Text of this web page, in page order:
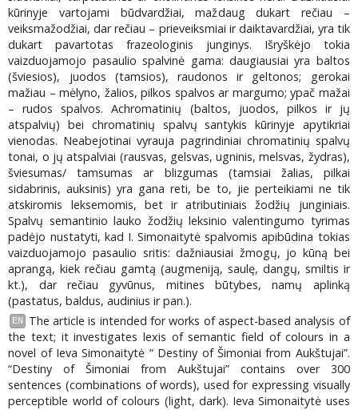
kūrinyje vartojami būdvardžiai, maždaug dukart rečiau –
veiksmažodžiai, dar rečiau – prieveiksmiai ir daiktavardžiai, yra tik
dukart pavartotas frazeologinis junginys. Išryškėjo tokia
vaizduojamojo pasaulio spalvinė gama: daugiausiai yra baltos
(šviesios), juodos (tamsios), raudonos ir geltonos; gerokai
mažiau – mėlyno, žalios, pilkos spalvos ar margumo; ypač mažai
– rudos spalvos. Achromatinių (baltos, juodos, pilkos ir jų
atspalvių) bei chromatinių spalvų santykis kūrinyje apytikriai
vienodas. Neabejotinai vyrauja pagrindiniai chromatinių spalvų
tonai, o jų atspalviai (rausvas, gelsvas, ugninis, melsvas, žydras),
šviesumas/ tamsumas ar blizgumas (tamsiai žalias, pilkai
sidabrinis, auksinis) yra gana reti, be to, jie perteikiami ne tik
atskiromis leksemomis, bet ir atributiniais žodžių junginiais.
Spalvų semantinio lauko žodžių leksinio valentingumo tyrimas
padėjo nustatyti, kad I. Simonaitytė spalvomis apibūdina tokias
vaizduojamojo pasaulio sritis: dažniausiai žmogų, jo kūną bei
aprangą, kiek rečiau gamtą (augmeniją, saulę, dangų, smiltis ir
kt.), dar rečiau gyvūnus, mitines būtybes, namų aplinką
(pastatus, baldus, audinius ir pan.).
EN
The article is intended for works of aspect-based analysis of
the text; it investigates lexis of semantic field of colours in a
novel of Ieva Simonaitytė “ Destiny of Šimoniai from Aukštujai”.
“Destiny of Šimoniai from Aukštujai” contains over 300
sentences (combinations of words), used for expressing visually
perceptible world of colours (light, dark). Ieva Simonaitytė uses